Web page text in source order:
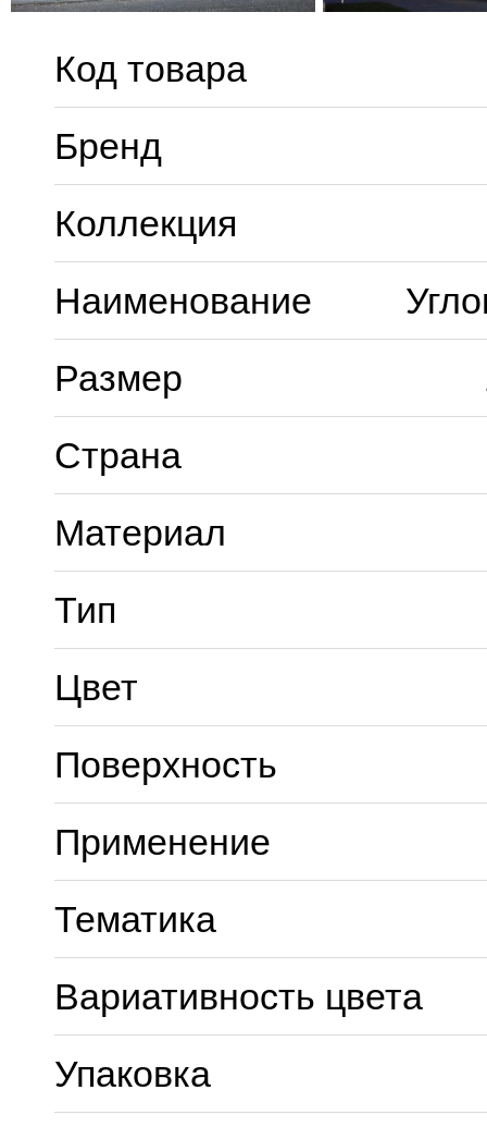
Код товара
Бренд
Коллекция
Наименование
Размер
Страна
Материал
Тип
Цвет
Поверхность
Применение
Тематика
Вариативность цвета
Упаковка